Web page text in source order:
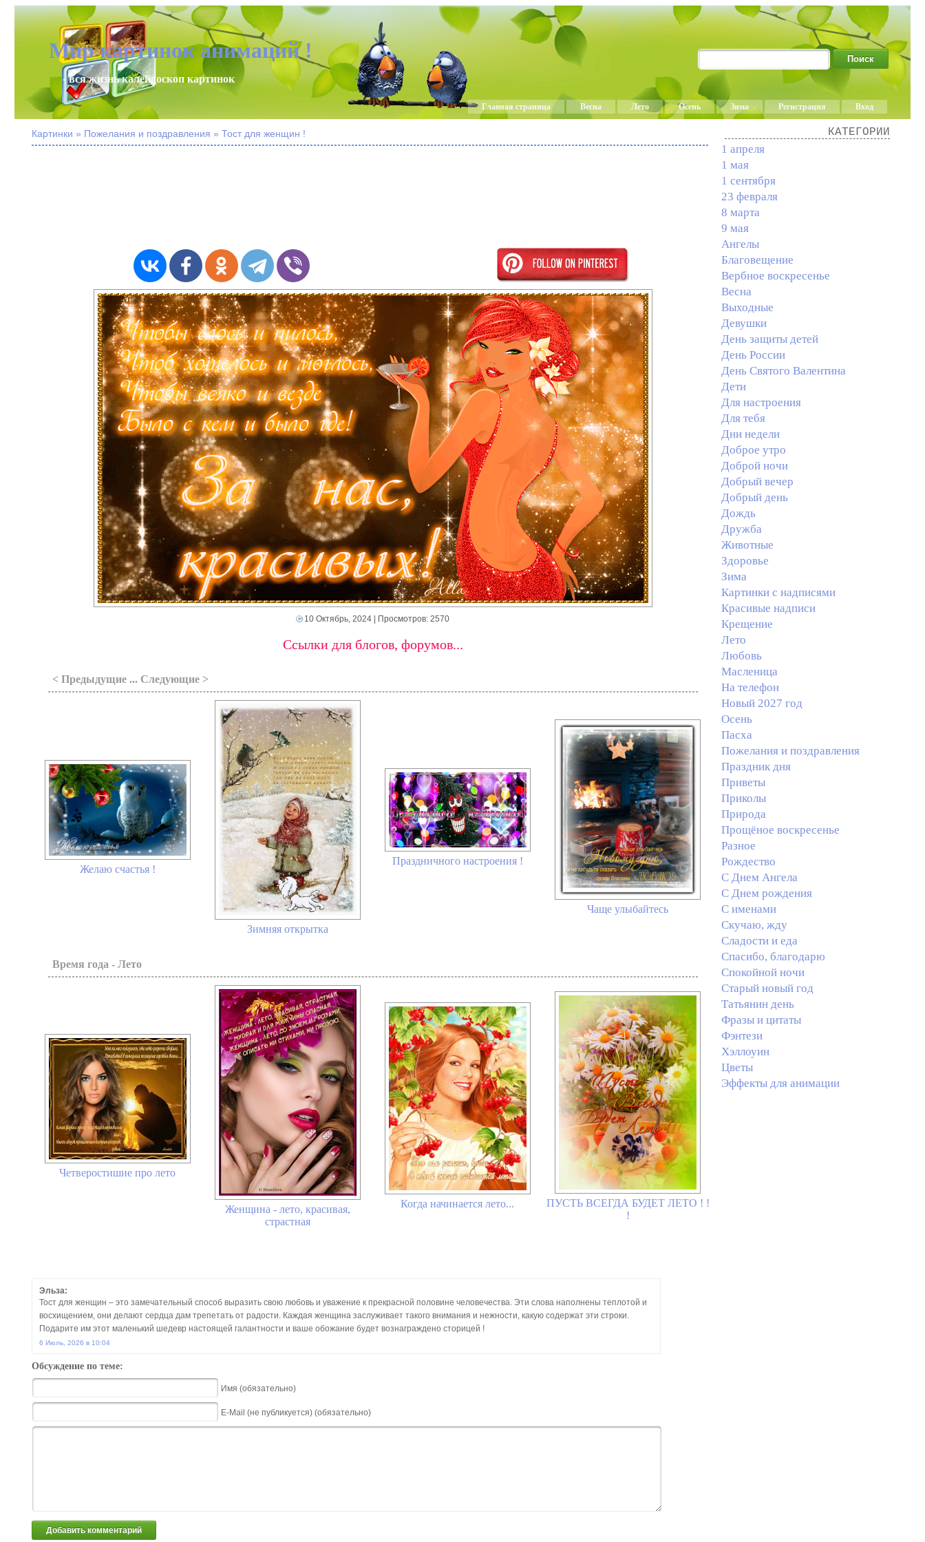
Мир картинок анимаций !
- вся жизнь калейдоскоп картинок
Главная страница Весна Лето Осень Зима Регистрация Вход
Картинки » Пожелания и поздравления » Тост для женщин !
10 Октябрь, 2024 | Просмотров: 2570
Ссылки для блогов, форумов...
< Предыдущие ... Следующие >
Желаю счастья !
Зимняя открытка
Праздничного настроения !
Чаще улыбайтесь
Время года - Лето
Четверостишие про лето
Женщина - лето, красивая,
страстная
Когда начинается лето...
ПУСТЬ ВСЕГДА БУДЕТ ЛЕТО ! !
!
Эльза:
Тост для женщин – это замечательный способ выразить свою любовь и уважение к прекрасной половине человечества. Эти слова наполнены теплотой и
восхищением, они делают сердца дам трепетать от радости. Каждая женщина заслуживает такого внимания и нежности, какую содержат эти строки.
Подарите им этот маленький шедевр настоящей галантности и ваше обожание будет вознаграждено сторицей !
6 Июль, 2026 в 10:04
Обсуждение по теме:
Имя (обязательно)
E-Mail (не публикуется) (обязательно)
КАТЕГОРИИ
1 апреля
1 мая
1 сентября
23 февраля
8 марта
9 мая
Ангелы
Благовещение
Вербное воскресенье
Весна
Выходные
Девушки
День защиты детей
День России
День Святого Валентина
Дети
Для настроения
Для тебя
Дни недели
Доброе утро
Доброй ночи
Добрый вечер
Добрый день
Дождь
Дружба
Животные
Здоровье
Зима
Картинки с надписями
Красивые надписи
Крещение
Лето
Любовь
Масленица
На телефон
Новый 2027 год
Осень
Пасха
Пожелания и поздравления
Праздник дня
Приветы
Приколы
Природа
Прощёное воскресенье
Разное
Рождество
С Днем Ангела
С Днем рождения
С именами
Скучаю, жду
Сладости и еда
Спасибо, благодарю
Спокойной ночи
Старый новый год
Татьянин день
Фразы и цитаты
Фэнтези
Хэллоуин
Цветы
Эффекты для анимации